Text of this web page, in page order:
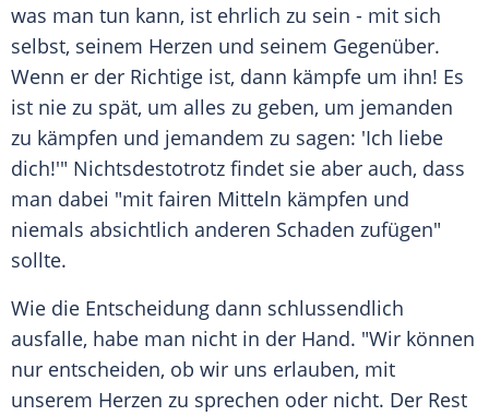
was man tun kann, ist ehrlich zu sein - mit sich
selbst, seinem Herzen und seinem Gegenüber.
Wenn er der Richtige ist, dann kämpfe um ihn! Es
ist nie zu spät, um alles zu geben, um jemanden
zu kämpfen und jemandem zu sagen: 'Ich liebe
dich!'" Nichtsdestotrotz findet sie aber auch, dass
man dabei "mit fairen Mitteln kämpfen und
niemals absichtlich anderen Schaden zufügen"
sollte.
Wie die Entscheidung dann schlussendlich
ausfalle, habe man nicht in der Hand. "Wir können
nur entscheiden, ob wir uns erlauben, mit
unserem Herzen zu sprechen oder nicht. Der Rest